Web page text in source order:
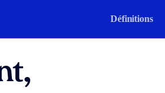
Définitions